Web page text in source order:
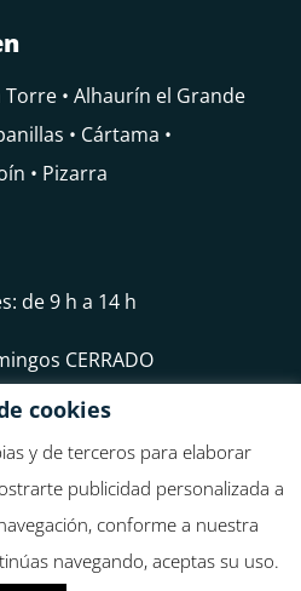
• Alhaurín el Grande
• Cártama •
• Pizarra
de 9 h a 14 h
CERRADO
Guadalhorce, FEDELHORCE
cookies
y de terceros para elaborar
publicidad personalizada a
conforme a nuestra
navegando, aceptas su uso.